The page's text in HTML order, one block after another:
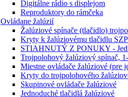
Digitálne rádio s displejom
Reproduktory do rámčeka
Ovládane žalúzií
Žalúziové spínače (tlačidlo)
Kryty k žalúziovému tlačidlu
STIAHNUTÝ Z PONUKY -
Trojpolohový žalúziový spínač,
Miestne ovládače žalúziové (pre
Kryty do trojpolohového
Skupinové ovládače žalúziové
Jednoduché tlačidlá žalúziové